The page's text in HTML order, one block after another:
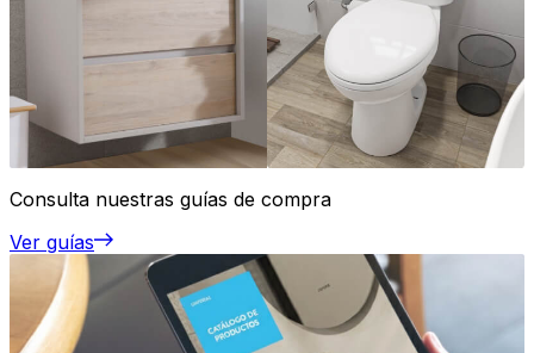
Consulta nuestras guías de compra
Ver guías